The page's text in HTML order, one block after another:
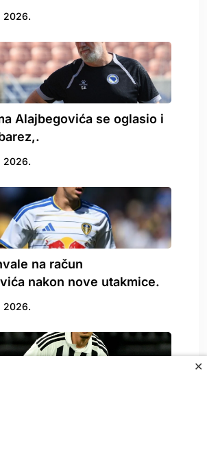
✕
2026.
Alajbegovića se oglasio i
2026.
na račun
nakon nove utakmice.
2026.